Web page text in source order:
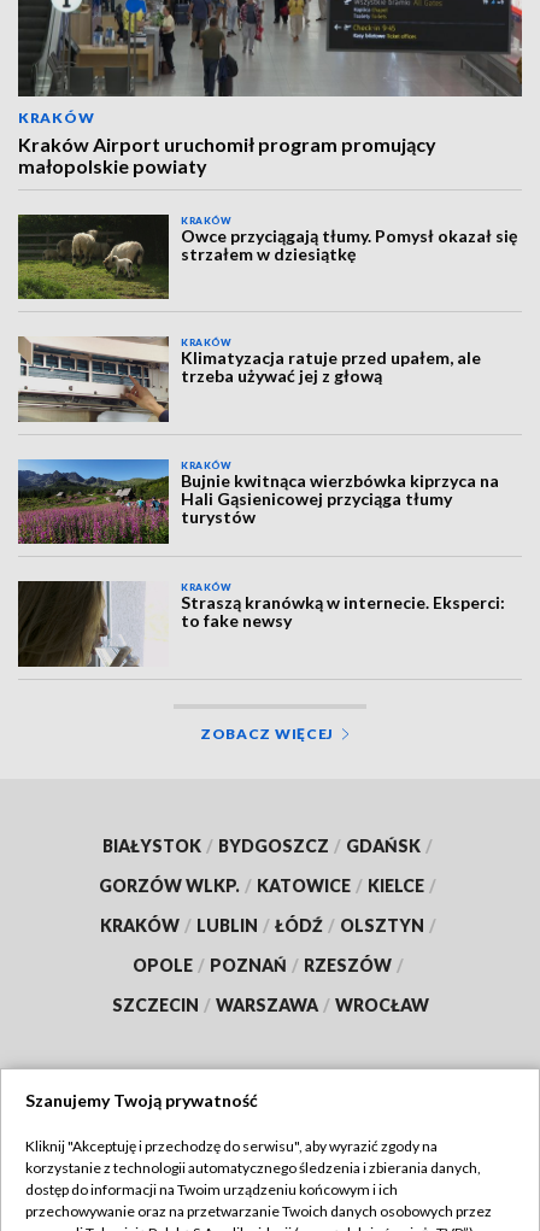
KRAKÓW
Kraków Airport uruchomił program promujący
małopolskie powiaty
KRAKÓW
Owce przyciągają tłumy. Pomysł okazał się
strzałem w dziesiątkę
KRAKÓW
Klimatyzacja ratuje przed upałem, ale
trzeba używać jej z głową
KRAKÓW
Bujnie kwitnąca wierzbówka kiprzyca na
Hali Gąsienicowej przyciąga tłumy
turystów
KRAKÓW
Straszą kranówką w internecie. Eksperci:
to fake newsy
ZOBACZ WIĘCEJ
BIAŁYSTOK / BYDGOSZCZ / GDAŃSK /
GORZÓW WLKP. / KATOWICE / KIELCE /
KRAKÓW / LUBLIN / ŁÓDŹ / OLSZTYN /
OPOLE / POZNAŃ / RZESZÓW /
SZCZECIN / WARSZAWA / WROCŁAW
TVP
Abonament TVP
Regulamin TVP
Szanujemy Twoją prywatność
Kliknij "Akceptuję i przechodzę do serwisu", aby wyrazić zgody na
korzystanie z technologii automatycznego śledzenia i zbierania danych,
dostęp do informacji na Twoim urządzeniu końcowym i ich
przechowywanie oraz na przetwarzanie Twoich danych osobowych przez